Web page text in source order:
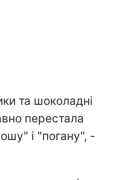
та шоколадні
перестала
і "погану", -